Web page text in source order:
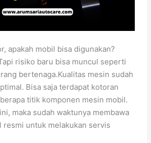
apakah mobil bisa digunakan?
risiko baru bisa muncul seperti
bertenaga.Kualitas mesin sudah
Bisa saja terdapat kotoran
titik komponen mesin mobil.
maka sudah waktunya membawa
resmi untuk melakukan servis